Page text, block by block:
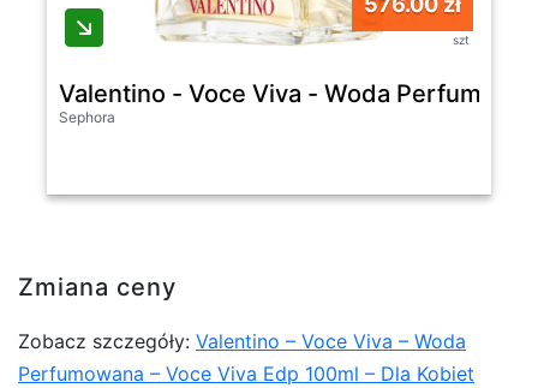
szt
Valentino - Voce Viva - Woda
Sephora
Zmiana ceny
Zobacz szczegóły: Valentino – Voce Viva – Woda
Perfumowana – Voce Viva Edp 100ml – Dla Kobiet